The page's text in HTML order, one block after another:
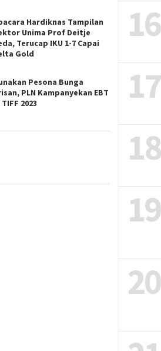
Hardiknas Tampilan
Unima Prof Deitje
Terucap IKU 1-7 Capai
Gold
Pesona Bunga
PLN Kampanyekan EBT
2023
16
17
18
19
20